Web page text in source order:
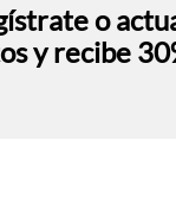
o
y recibe